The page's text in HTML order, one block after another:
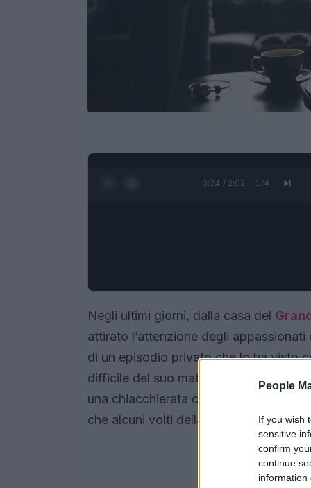
People
If you wish
sensitive
confirm
continue
information
0:25 / 2:02 1 /4
Negli ultimi giorni, dalla casa del
attirato l’attenzione degli appassionati
di un episodio privato che lo ha visto
difficile del suo matrimonio con
una chiacchierata con un coinquilino
che alcuni volti della televisione